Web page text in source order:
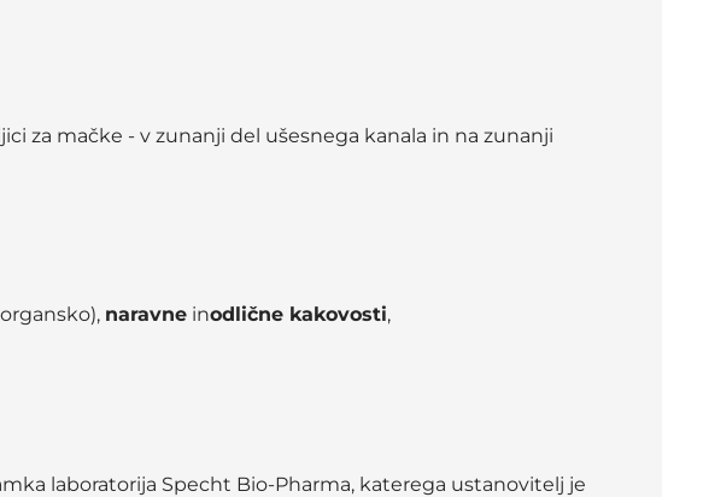
za mačke - v zunanji del ušesnega kanala in na zunanji
naravne inodlične kakovosti,
laboratorija Specht Bio-Pharma, katerega ustanovitelj je